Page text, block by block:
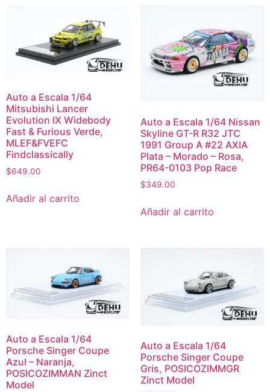
Auto a Escala 1/64
Mitsubishi Lancer
Evolution IX Widebody
Fast & Furious Verde,
MLEF&FVEFC
Findclassically
$649.00
Añadir al carrito
Auto a Escala 1/64 Nissan
Skyline GT-R R32 JTC
1991 Group A #22 AXIA
Plata – Morado – Rosa,
PR64-0103 Pop Race
$349.00
Añadir al carrito
Auto a Escala 1/64
Porsche Singer Coupe
Azul – Naranja,
POSICOZIMMAN Zinct
Model
Auto a Escala 1/64
Porsche Singer Coupe
Gris, POSICOZIMMGR
Zinct Model